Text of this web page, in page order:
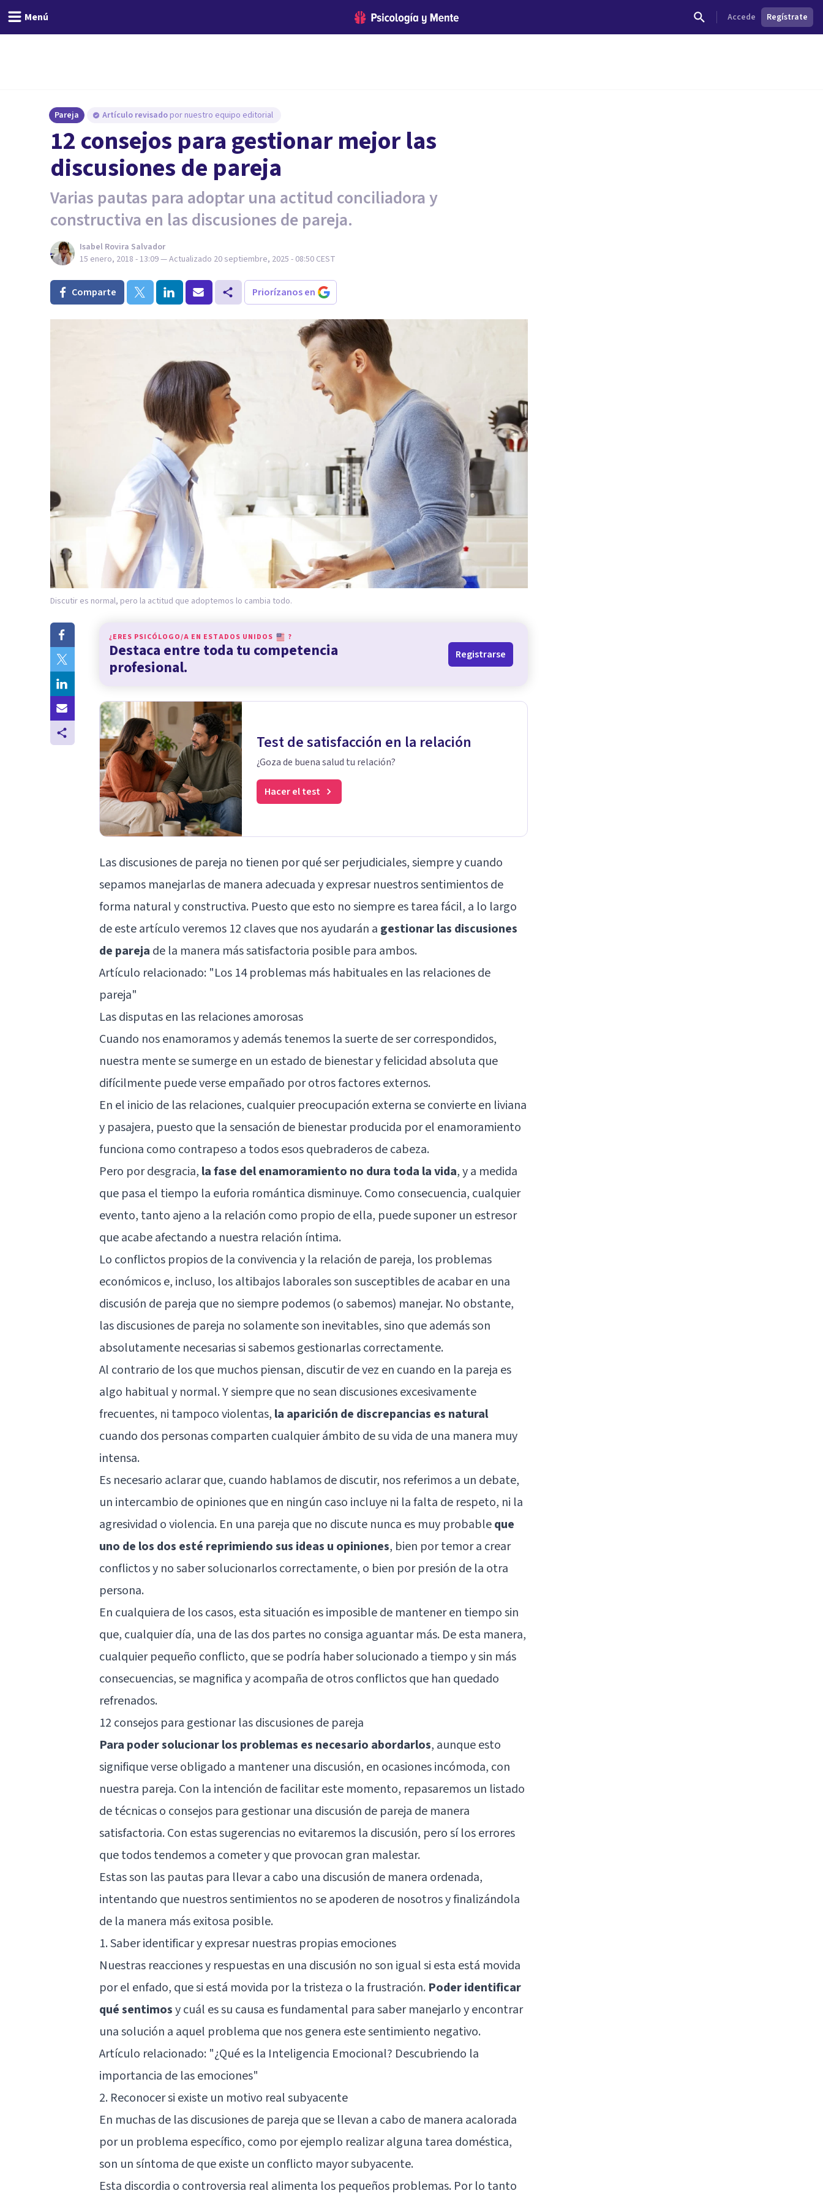
Menú Accede Regístrate
Pareja Artículo revisado por nuestro equipo editorial
12 consejos para gestionar mejor las
discusiones de pareja
Varias pautas para adoptar una actitud conciliadora y
constructiva en las discusiones de pareja.
Isabel Rovira Salvador
15 enero, 2018 - 13:09— Actualizado 20 septiembre, 2025 - 08:50 CEST
Comparte Priorízanos en
Discutir es normal, pero la actitud que adoptemos lo cambia todo.
¿ERES PSICÓLOGO/A EN ESTADOS UNIDOS ?
Destaca entre toda tu competencia
profesional.
Registrarse
Test de satisfacción en la relación
¿Goza de buena salud tu relación?
Hacer el test
Las discusiones de pareja no tienen por qué ser perjudiciales, siempre y cuando
sepamos manejarlas de manera adecuada y expresar nuestros sentimientos de
forma natural y constructiva. Puesto que esto no siempre es tarea fácil, a lo largo
de este artículo veremos 12 claves que nos ayudarán a gestionar las discusiones
de pareja de la manera más satisfactoria posible para ambos.
Artículo relacionado: "Los 14 problemas más habituales en las relaciones de
pareja"
Las disputas en las relaciones amorosas
Cuando nos enamoramos y además tenemos la suerte de ser correspondidos,
nuestra mente se sumerge en un estado de bienestar y felicidad absoluta que
difícilmente puede verse empañado por otros factores externos.
En el inicio de las relaciones, cualquier preocupación externa se convierte en liviana
y pasajera, puesto que la sensación de bienestar producida por el enamoramiento
funciona como contrapeso a todos esos quebraderos de cabeza.
Pero por desgracia, la fase del enamoramiento no dura toda la vida, y a medida
que pasa el tiempo la euforia romántica disminuye. Como consecuencia, cualquier
evento, tanto ajeno a la relación como propio de ella, puede suponer un estresor
que acabe afectando a nuestra relación íntima.
Lo conflictos propios de la convivencia y la relación de pareja, los problemas
económicos e, incluso, los altibajos laborales son susceptibles de acabar en una
discusión de pareja que no siempre podemos (o sabemos) manejar. No obstante,
las discusiones de pareja no solamente son inevitables, sino que además son
absolutamente necesarias si sabemos gestionarlas correctamente.
Al contrario de los que muchos piensan, discutir de vez en cuando en la pareja es
algo habitual y normal. Y siempre que no sean discusiones excesivamente
frecuentes, ni tampoco violentas, la aparición de discrepancias es natural
cuando dos personas comparten cualquier ámbito de su vida de una manera muy
intensa.
Es necesario aclarar que, cuando hablamos de discutir, nos referimos a un debate,
un intercambio de opiniones que en ningún caso incluye ni la falta de respeto, ni la
agresividad o violencia. En una pareja que no discute nunca es muy probableque
uno de los dos esté reprimiendo sus ideas u opiniones, bien por temor a crear
conflictos y no saber solucionarlos correctamente, o bien por presión de la otra
persona.
En cualquiera de los casos, esta situación es imposible de mantener en tiempo sin
que, cualquier día, una de las dos partes no consiga aguantar más. De esta manera,
cualquier pequeño conflicto, que se podría haber solucionado a tiempo y sin más
consecuencias, se magnifica y acompaña de otros conflictos que han quedado
refrenados.
12 consejos para gestionar las discusiones de pareja
Para poder solucionar los problemas es necesario abordarlos, aunque esto
signifique verse obligado a mantener una discusión, en ocasiones incómoda, con
nuestra pareja. Con la intención de facilitar este momento, repasaremos un listado
de técnicas o consejos para gestionar una discusión de pareja de manera
satisfactoria. Con estas sugerencias no evitaremos la discusión, pero sí los errores
que todos tendemos a cometer y que provocan gran malestar.
Estas son las pautas para llevar a cabo una discusión de manera ordenada,
intentando que nuestros sentimientos no se apoderen de nosotros y finalizándola
de la manera más exitosa posible.
1. Saber identificar y expresar nuestras propias emociones
Nuestras reacciones y respuestas en una discusión no son igual si esta está movida
por el enfado, que si está movida por la tristeza o la frustración. Poder identificar
qué sentimosy cuál es su causa es fundamental para saber manejarlo y encontrar
una solución a aquel problema que nos genera este sentimiento negativo.
Artículo relacionado: "¿Qué es la Inteligencia Emocional? Descubriendo la
importancia de las emociones"
2. Reconocer si existe un motivo real subyacente
En muchas de las discusiones de pareja que se llevan a cabo de manera acalorada
por un problema específico, como por ejemplo realizar alguna tarea doméstica,
son un síntoma de que existe un conflicto mayor subyacente.
Esta discordia o controversia real alimenta los pequeños problemas. Por lo tanto